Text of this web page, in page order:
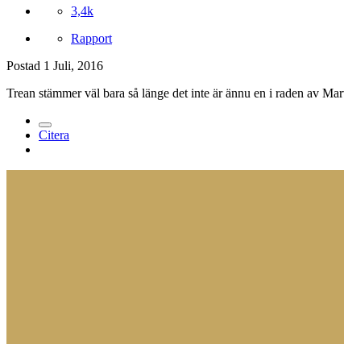
3,4k
Rapport
Postad 1 Juli, 2016
Trean stämmer väl bara så länge det inte är ännu en i raden av
Citera